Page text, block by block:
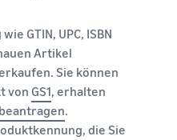
GTIN, UPC, ISBN
Artikel
Sie können
von GS1, erhalten
.
die Sie